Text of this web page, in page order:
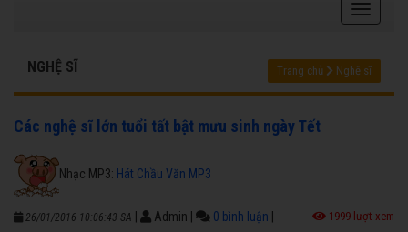
NGHỆ SĨ Trang chủ Nghệ sĩ
Các nghệ sĩ lớn tuổi tất bật mưu sinh ngày Tết
Nhạc MP3: Hát Chầu Văn MP3
26/01/2016 10:06:43 SA Admin 0 bình luận 1999 lượt xem